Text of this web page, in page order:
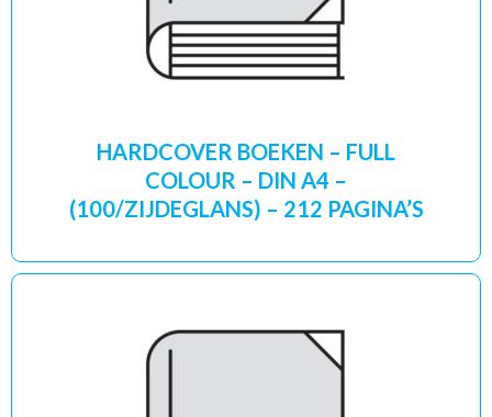
HARDCOVER BOEKEN – FULL
COLOUR – DIN A4 –
(100/ZIJDEGLANS) – 212 PAGINA’S